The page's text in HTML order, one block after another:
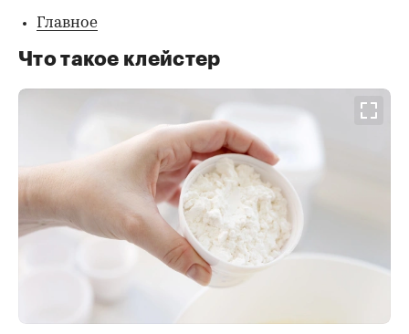
Главное
Что такое клейстер